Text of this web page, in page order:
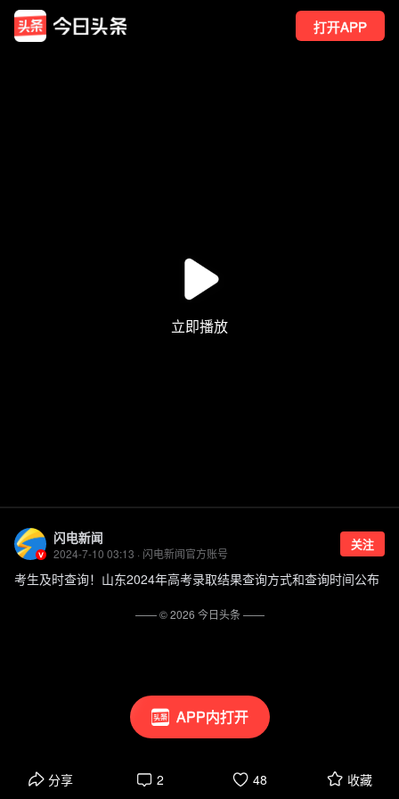
打开APP
APP内打开
闪电新闻
2024-7-10 03:13 · 闪电新闻官方账号
关注
考生及时查询！山东2024年高考录取结果查询方式和查询时间公布
分享 2 48 收藏
—— ©2026 今日头条——